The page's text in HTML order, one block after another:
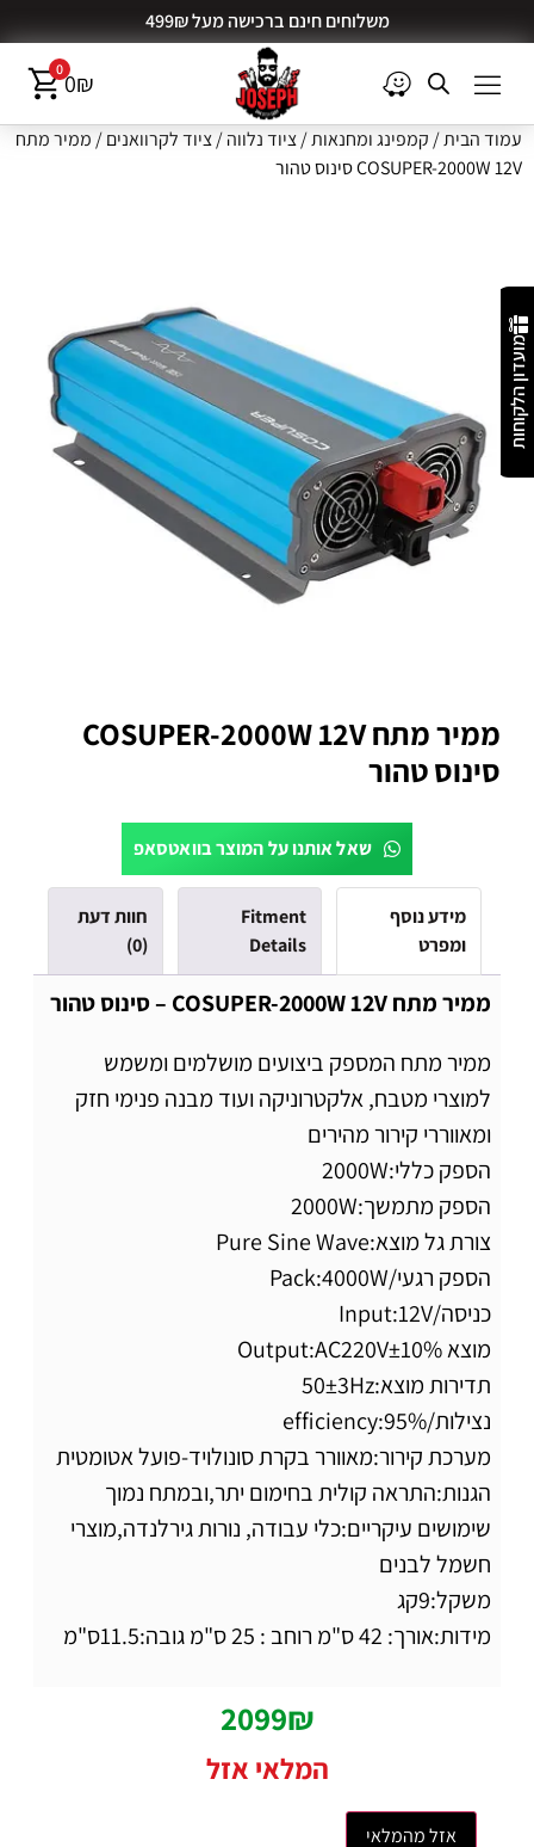
משלוחים חינם ברכישה מעל 499₪
00₪
מועדון הלקוחות
עמוד הבית/ קמפינג ומחנאות/ציוד נלווה/ציוד לקרוואנים/ ממיר מתח
COSUPER-2000W 12V סינוס טהור
ממיר מתח COSUPER-2000W 12V
סינוס טהור
שאל אותנו על המוצר בוואטסאפ
מידע נוסף
ומפרט
Fitment
Details
חוות דעת
(0)
ממיר מתח COSUPER-2000W 12V – סינוס טהור
ממיר מתח המספק ביצועים מושלמים ומשמש
למוצרי מטבח, אלקטרוניקה ועוד מבנה פנימי חזק
ומאווררי קירור מהירים
הספק כללי:2000W
הספק מתמשך:2000W
צורת גל מוצא:Pure Sine Wave
הספק רגעי/Pack:4000W
כניסה/Input:12V
מוצא Output:AC220V±10%
תדירות מוצא:50±3Hz
נצילות/efficiency:95%
מערכת קירור:מאוורר בקרת סונולויד-פועל אטומטית
הגנות:התראה קולית בחימום יתר,ובמתח נמוך
שימושים עיקריים:כלי עבודה, נורות גירלנדה,מוצרי
חשמל לבנים
משקל:9קג
מידות:אורך: 42 ס"מ רוחב : 25 ס"מ גובה:11.5ס"מ
2099₪
המלאי אזל
אזל מהמלאי